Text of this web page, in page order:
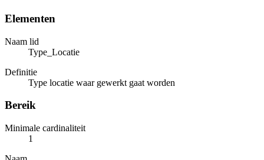
Elementen
Naam lid
Type_Locatie
Definitie
Type locatie waar gewerkt gaat worden
Bereik
Minimale cardinaliteit
1